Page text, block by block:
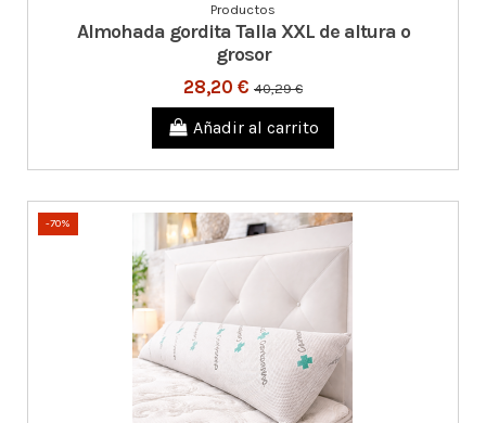
Productos
Almohada gordita Talla XXL de altura o
grosor
28,20 € 40,29 €
Añadir al carrito
-70%